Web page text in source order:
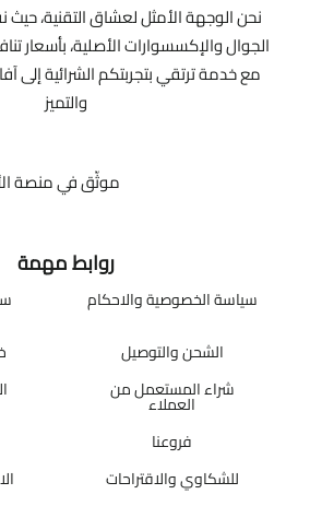
نحن الوجهة الأمثل لعشاق التقنية،
الجوال والإكسسوارات الأصلية، بأسعار
مع خدمة ترتقي بتجربتكم الشرائية إلى
والتميز
موثّق في منصة
روابط مهمة
سياسة الخصوصية والاحكام
الشحن والتوصيل
شراء المستعمل من
العملاء
فروعنا
للشكاوي والاقتراحات